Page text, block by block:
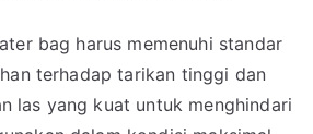
bag harus memenuhi standar
terhadap tarikan tinggi dan
las yang kuat untuk menghindari